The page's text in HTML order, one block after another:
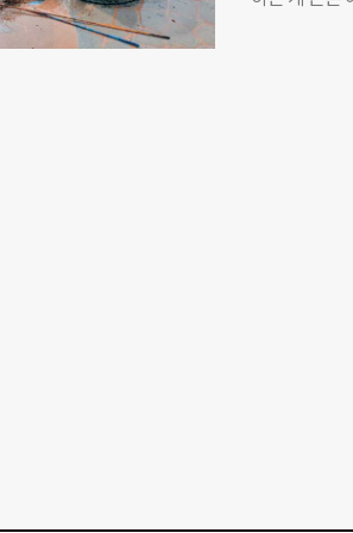
국이 수산물